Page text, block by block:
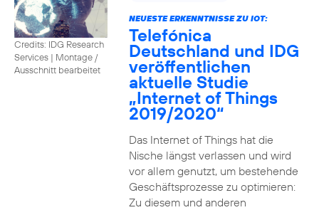
Credits: IDG Research
Services | Montage /
Ausschnitt bearbeitet
NEUESTE ERKENNTNISSE ZU IOT:
Telefónica
Deutschland und IDG
veröffentlichen
aktuelle Studie
„Internet of Things
2019/2020“
Das Internet of Things hat die
Nische längst verlassen und wird
vor allem genutzt, um bestehende
Geschäftsprozesse zu optimieren:
Zu diesem und anderen